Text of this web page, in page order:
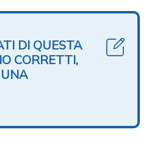
DI QUESTA
CORRETTI,